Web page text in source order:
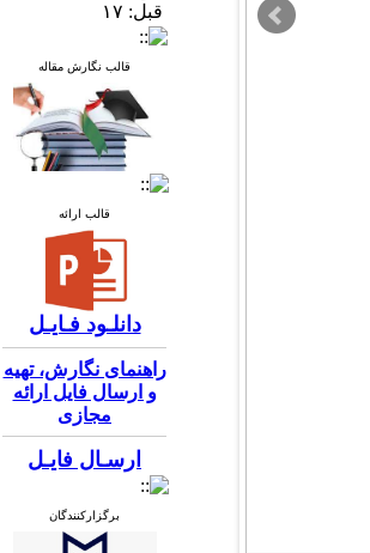
قبل: ۱۷
قالب نگارش مقاله
قالب ارائه
دانلـود فـایـل
راهنمای نگارش، تهیه
و ارسال فایل ارائه
مجازی
ارسـال فایـل
برگزارکنندگان